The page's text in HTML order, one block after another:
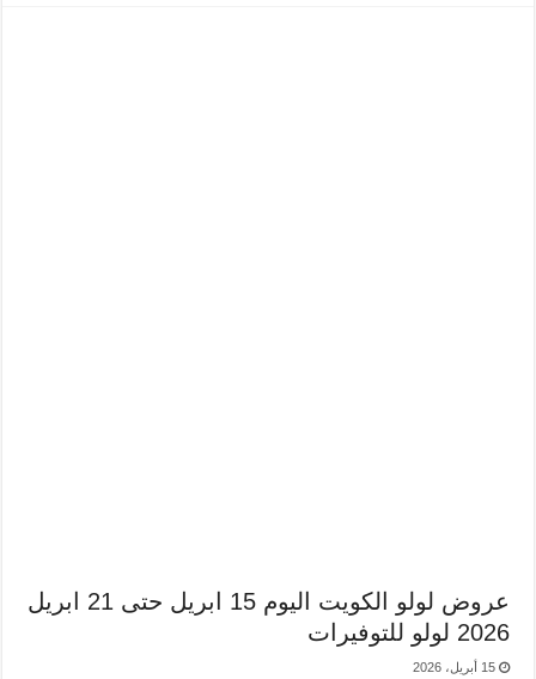
عروض لولو الكويت اليوم 15 ابريل حتى 21 ابريل
2026 لولو للتوفيرات
15 أبريل، 2026